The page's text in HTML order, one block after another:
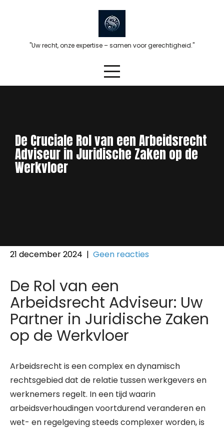
"Uw recht, onze expertise – samen voor gerechtigheid."
De Cruciale Rol van een Arbeidsrecht
Adviseur in Juridische Zaken op de
Werkvloer
21 december 2024 | Geen reacties
De Rol van een
Arbeidsrecht Adviseur: Uw
Partner in Juridische Zaken
op de Werkvloer
Arbeidsrecht is een complex en dynamisch
rechtsgebied dat de relatie tussen werkgevers en
werknemers regelt. In een tijd waarin
arbeidsverhoudingen voortdurend veranderen en
wet- en regelgeving steeds complexer worden, is